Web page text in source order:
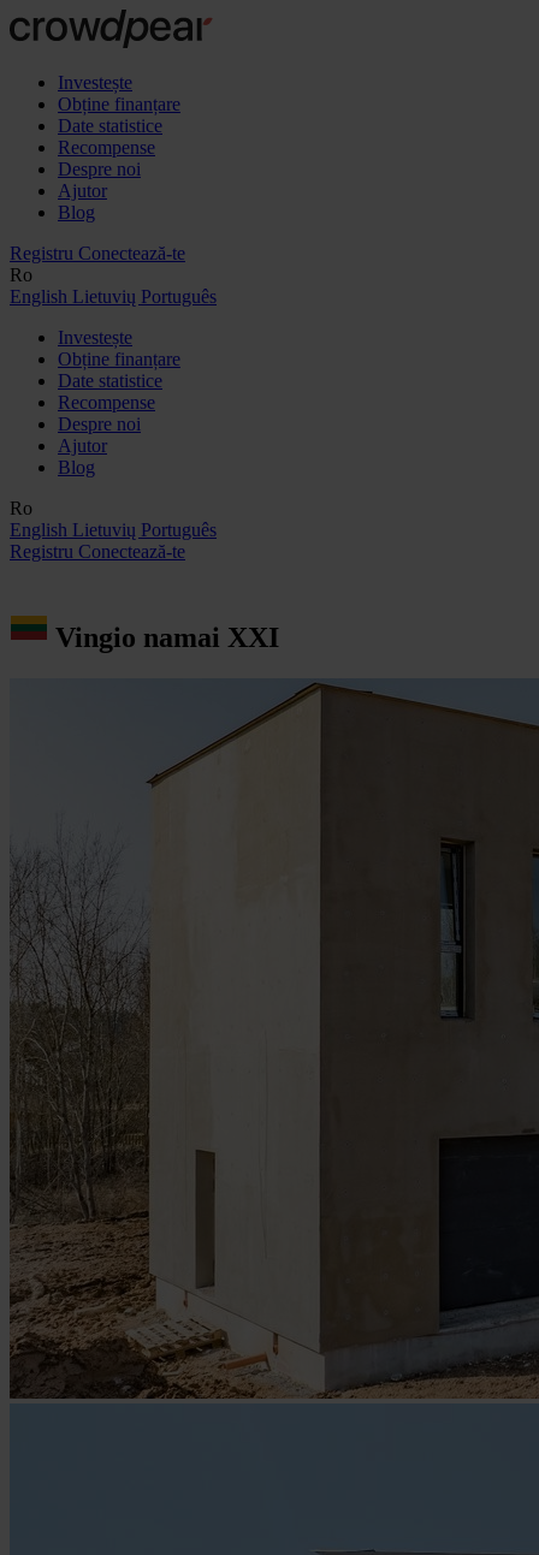
Investește
Obține finanțare
Date statistice
Recompense
Despre noi
Ajutor
Blog
Registru Conectează-te
Ro
English Lietuvių Português
Investește
Obține finanțare
Date statistice
Recompense
Despre noi
Ajutor
Blog
Ro
English Lietuvių Português
Registru Conectează-te
Vingio namai XXI